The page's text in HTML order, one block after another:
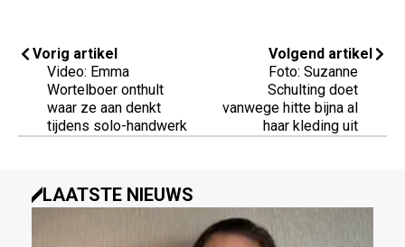
Vorig artikel
Video: Emma
Wortelboer onthult
waar ze aan denkt
tijdens solo-handwerk
Volgend artikel
Foto: Suzanne
Schulting doet
vanwege hitte bijna al
haar kleding uit
LAATSTE NIEUWS